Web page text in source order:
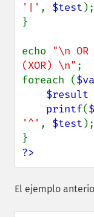
'|' , $test );
}
echo "\n
(XOR) \n" ;
foreach (
$result
printf(
'^' , $test );
?>
El ejemplo